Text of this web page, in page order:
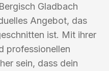
Gladbach
Angebot, das
ist. Mit ihrer
professionellen
sein, dass dein